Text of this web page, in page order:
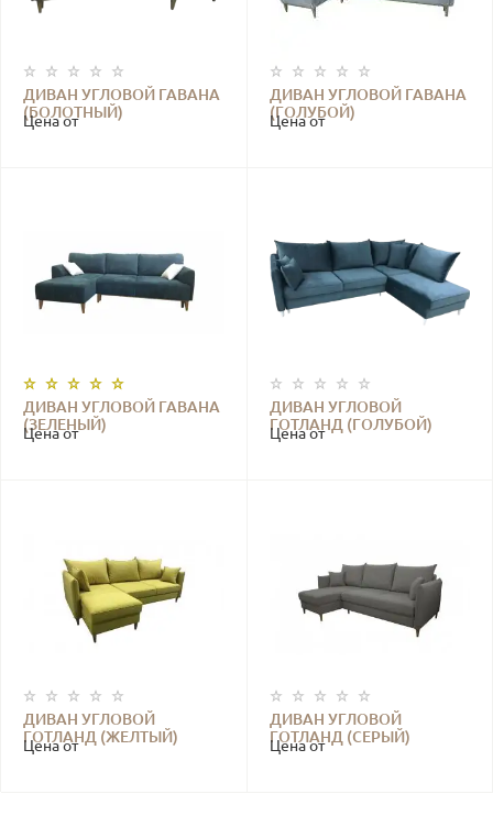
ДИВАН УГЛОВОЙ ГАВАНА
(БОЛОТНЫЙ)
Цена от
ДИВАН УГЛОВОЙ ГАВАНА
(ГОЛУБОЙ)
Цена от
ДИВАН УГЛОВОЙ ГАВАНА
(ЗЕЛЕНЫЙ)
Цена от
ДИВАН УГЛОВОЙ
ГОТЛАНД (ГОЛУБОЙ)
Цена от
ДИВАН УГЛОВОЙ
ГОТЛАНД (ЖЕЛТЫЙ)
Цена от
ДИВАН УГЛОВОЙ
ГОТЛАНД (СЕРЫЙ)
Цена от